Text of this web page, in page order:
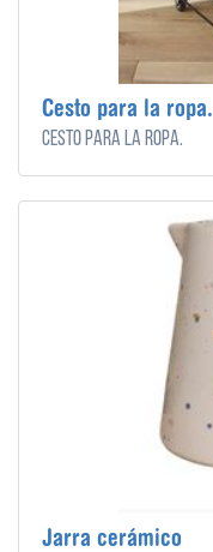
Cesto para la ropa.
Cesto para la ropa.
Jarra cerámico